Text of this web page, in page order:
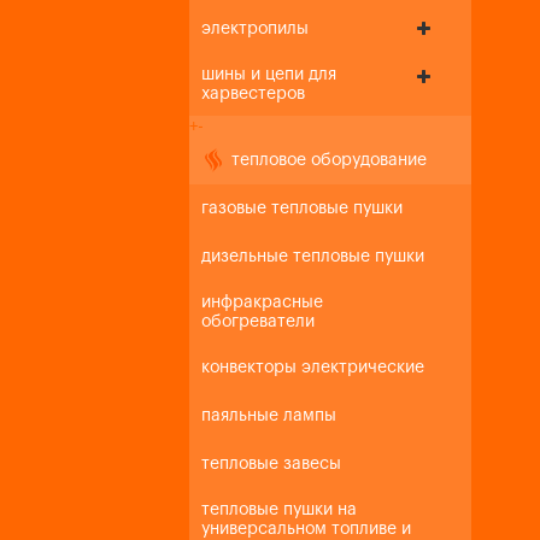
электропилы
шины и цепи для
харвестеров
+-
тепловое оборудование
газовые тепловые пушки
дизельные тепловые пушки
инфракрасные
обогреватели
конвекторы электрические
паяльные лампы
тепловые завесы
тепловые пушки на
универсальном топливе и